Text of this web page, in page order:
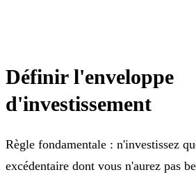
Définir l'enveloppe
d'investissement
Règle fondamentale : n'investissez
excédentaire dont vous n'aurez pas